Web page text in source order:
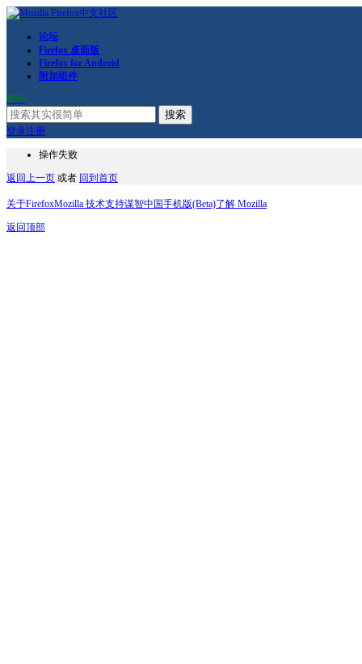
论坛
Firefox 桌面版
Firefox for Android
附加组件
RSS
搜索
登录注册
操作失败
返回上一页 或者 回到首页
关于FirefoxMozilla 技术支持谋智中国手机版(Beta)了解 Mozilla
返回顶部